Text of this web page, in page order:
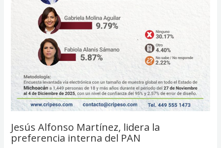
Jesús Alfonso Martínez, lidera la
preferencia interna del PAN